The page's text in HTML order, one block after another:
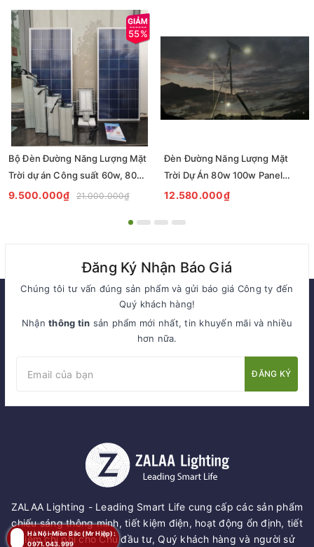
55%
Bộ Đèn Đường Năng Lượng Mặt
Trời dự án Công suất 60w, 80w,
100w, 120w mã số ZBRP392-
9.500.000₫ 21.000.000₫
Đèn Đường Năng Lượng Mặt
Trời Dự Án 80w 100w Panel
Mono 160w * 2 tấm; Batery
SRM1210
12.580.000₫
Đăng Ký Nhận Báo Giá
Chúng tôi tư vấn đúng sản phẩm và gửi báo giá Công ty đến
Quý khách hàng!
Nhậnthông tin sản phẩm mới nhất, tin khuyến mãi và nhiều
hơn nữa.
ĐĂNG KÝ
ZALAA Lighting - Leading Smart Life cung cấp các sản phẩm
chiếu sáng thông minh, tiết kiệm điện, hoạt động ổn định, tiết
kiệm chi phí cho Chủ đầu tư, Quý khách hàng và người sử
Hà Nội-Miền Bắc (Mr Hiệp):
0971.043.999